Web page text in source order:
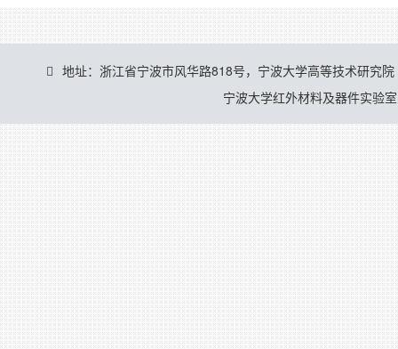
地址：浙江省宁波市风华路818号，宁波大学高等技术研究院
宁波大学红外材料及器件实验